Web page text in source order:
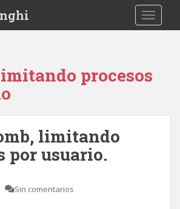
procesos
limitando
por usuario.
Sin comentarios